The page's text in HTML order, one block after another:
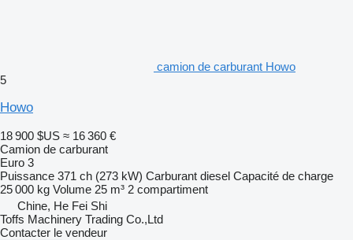
camion de carburant Howo
5
Howo
18 900 $US ≈ 16 360 €
Camion de carburant
Euro 3
Puissance 371 ch (273 kW) Carburant diesel Capacité de charge
25 000 kg Volume 25 m³ 2 compartiment
Chine, He Fei Shi
Toffs Machinery Trading Co.,Ltd
Contacter le vendeur